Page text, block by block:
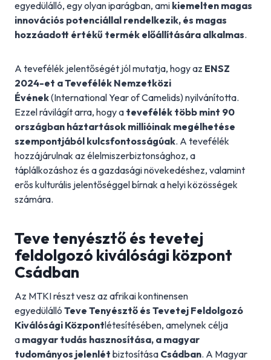
egyedülálló, egy olyan iparágban, ami kiemelten magas
innovációs potenciállal rendelkezik, és magas
hozzáadott értékű termék előállítására alkalmas.
A tevefélék jelentőségét jól mutatja, hogy az ENSZ
2024-et a Tevefélék Nemzetközi
Évének(International Year of Camelids) nyilvánította.
Ezzel rávilágít arra, hogy a tevefélék több mint 90
országban háztartások millióinak megélhetése
szempontjából kulcsfontosságúak. A tevefélék
hozzájárulnak az élelmiszerbiztonsághoz, a
táplálkozáshoz és a gazdasági növekedéshez, valamint
erős kulturális jelentőséggel bírnak a helyi közösségek
számára.
Teve tenyésztő és tevetej
feldolgozó kiválósági központ
Csádban
Az MTKI részt vesz az afrikai kontinensen
egyedülálló Teve Tenyésztő és Tevetej Feldolgozó
Kiválósági Központlétesítésében, amelynek célja
a magyar tudás hasznosítása, a magyar
tudományos jelenlét biztosítása Csádban. A Magyar